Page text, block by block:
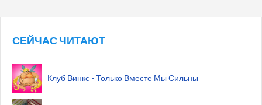
СЕЙЧАС ЧИТАЮТ
Клуб Винкс - Только Вместе Мы Сильны